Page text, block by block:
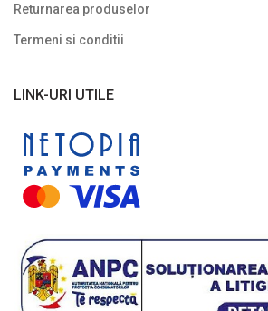
Returnarea produselor
Termeni si conditii
LINK-URI UTILE